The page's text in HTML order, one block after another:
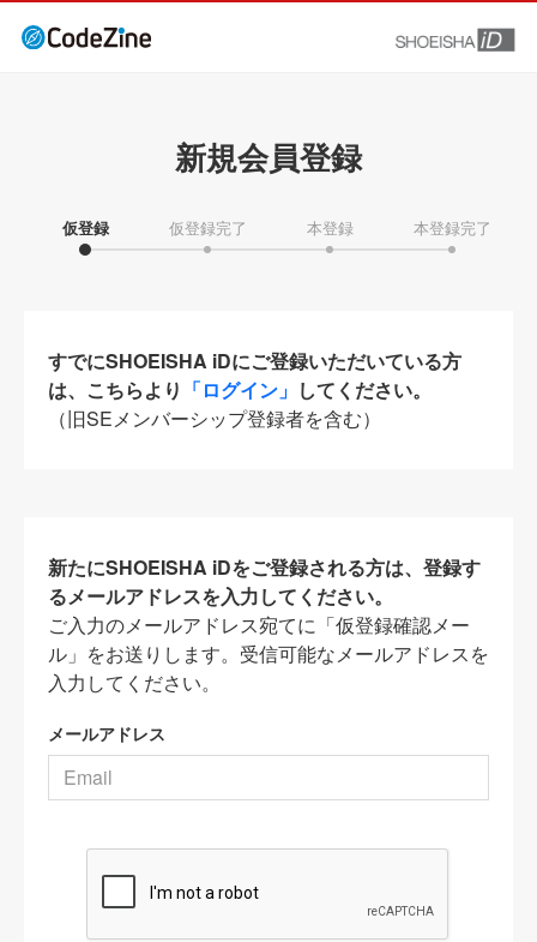
新規会員登録
仮登録 仮登録完了 本登録 本登録完了
すでにSHOEISHA iDにご登録いただいている方
は、こちらより 「ログイン」 してください。
（旧SEメンバーシップ登録者を含む）
新たにSHOEISHA iDをご登録される方は、登録す
るメールアドレスを入力してください。
ご入力のメールアドレス宛てに「仮登録確認メー
ル」をお送りします。受信可能なメールアドレスを
入力してください。
メールアドレス